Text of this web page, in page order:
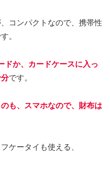
コンパクトなので、携帯性
。
ドか、カードケースに入っ
です。
も、スマホなので、財布は
ケータイも使える、